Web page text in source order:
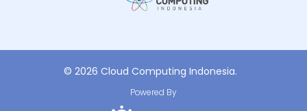
© 2026 Cloud Computing Indonesia.
Powered By